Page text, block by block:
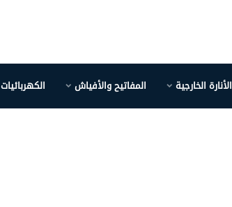
الأنارة الخارجية المفاتيح والأفياش الكهربائيات